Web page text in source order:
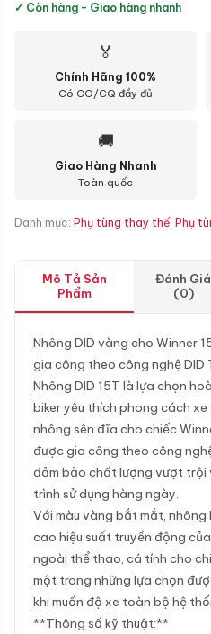
✓ Còn hàng - Giao hàng nhanh
🏅
Chính Hãng 100%
Có CO/CQ đầy đủ
🚚
Giao Hàng Nhanh
Toàn quốc
Danh mục: Phụ tùng thay thế, Phụ
Mô Tả Sản
Phẩm
Đánh Giá
(0)
Nhông DID vàng cho Winner
gia công theo công nghệ DID
Nhông DID 15T là lựa chọn
biker yêu thích phong cách
nhông sên đĩa cho chiếc
được gia công theo công
đảm bảo chất lượng vượt trội
trình sử dụng hàng ngày.
Với màu vàng bắt mắt, nhông
cao hiệu suất truyền động
ngoài thể thao, cá tính cho
một trong những lựa chọn
khi muốn độ xe toàn bộ hệ
**Thông số kỹ thuật:**